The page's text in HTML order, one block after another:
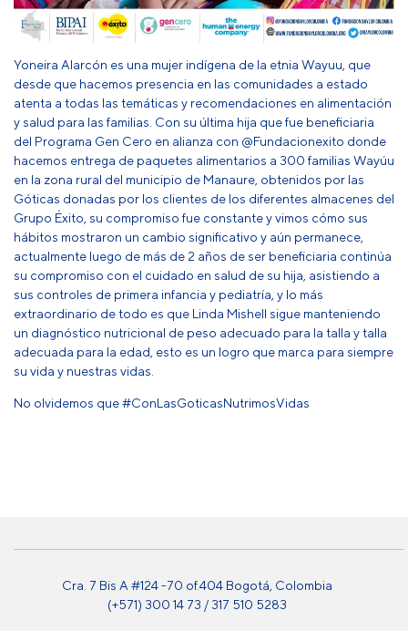
Yoneira Alarcón es una mujer indígena de la etnia Wayuu, que
desde que hacemos presencia en las comunidades a estado
atenta a todas las temáticas y recomendaciones en alimentación
y salud para las familias. Con su última hija que fue beneficiaria
del Programa Gen Cero en alianza con @Fundacionexito donde
hacemos entrega de paquetes alimentarios a 300 familias Wayúu
en la zona rural del municipio de Manaure, obtenidos por las
Góticas donadas por los clientes de los diferentes almacenes del
Grupo Éxito, su compromiso fue constante y vimos cómo sus
hábitos mostraron un cambio significativo y aún permanece,
actualmente luego de más de 2 años de ser beneficiaria continúa
su compromiso con el cuidado en salud de su hija, asistiendo a
sus controles de primera infancia y pediatría, y lo más
extraordinario de todo es que Linda Mishell sigue manteniendo
un diagnóstico nutricional de peso adecuado para la talla y talla
adecuada para la edad, esto es un logro que marca para siempre
su vida y nuestras vidas.
No olvidemos que #ConLasGoticasNutrimosVidas
Cra. 7 Bis A #124 -70 of.404 Bogotá, Colombia
(+571) 300 14 73 / 317 510 5283